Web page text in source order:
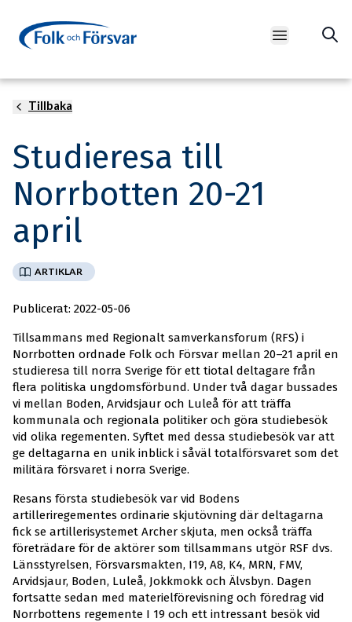
Open main
Tillbaka
Besök på Norrbottens regemente (I 19) i Boden Foto:
Mats Carlsson, Försvarsmakten
Studieresa till
Norrbotten 20-21
april
ARTIKLAR
Publicerat: 2022-05-06
Tillsammans med Regionalt samverkansforum (RFS) i
Norrbotten ordnade Folk och Försvar mellan 20–21 april en
studieresa till norra Sverige för ett tiotal deltagare från
flera politiska ungdomsförbund. Under två dagar bussades
vi mellan Boden, Arvidsjaur och Luleå för att träffa
kommunala och regionala politiker och göra studiebesök
vid olika regementen. Syftet med dessa studiebesök var att
ge deltagarna en unik inblick i såväl totalförsvaret som det
militära försvaret i norra Sverige.
Resans första studiebesök var vid Bodens
artilleriregementes ordinarie skjutövning där deltagarna
fick se artillerisystemet Archer skjuta, men också träffa
företrädare för de aktörer som tillsammans utgör RSF dvs.
Länsstyrelsen, Försvarsmakten, I19, A8, K4, MRN, FMV,
Arvidsjaur, Boden, Luleå, Jokkmokk och Älvsbyn. Dagen
fortsatte sedan med materielförevisning och föredrag vid
Norrbottens regemente I 19 och ett intressant besök vid